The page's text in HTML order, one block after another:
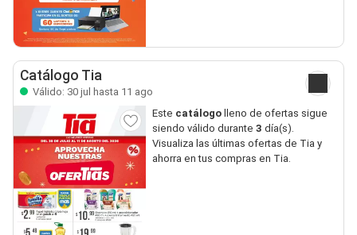
Catálogo Tia
Válido: 30 jul hasta 11 ago
Este catálogo lleno de ofertas sigue
siendo válido durante 3 día(s).
Visualiza las últimas ofertas de Tia y
ahorra en tus compras en Tia.